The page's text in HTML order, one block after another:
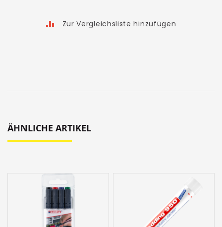
Zur Vergleichsliste hinzufügen
ÄHNLICHE ARTIKEL